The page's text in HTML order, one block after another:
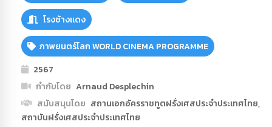
โรงช้างแดง
ภาพยนตร์โลก WORLD CINEMA PROGRAMME
2567
กำกับโดย Arnaud Desplechin
สนับสนุนโดย สถานเอกอัครราชทูตฝรั่งเศสประจำประเทศไทย,
สถาบันฝรั่งเศสประจำประเทศไทย